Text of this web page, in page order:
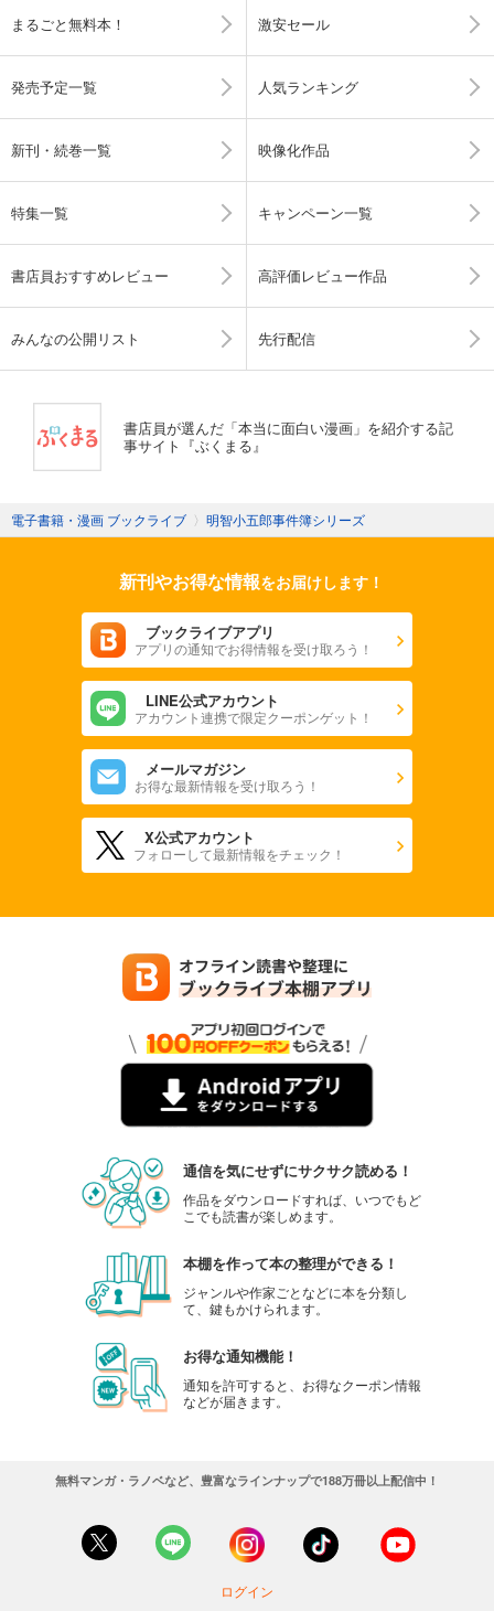
まるごと無料本！ 激安セール
発売予定一覧 人気ランキング
新刊・続巻一覧 映像化作品
特集一覧 キャンペーン一覧
書店員おすすめレビュー 高評価レビュー作品
みんなの公開リスト 先行配信
書店員が選んだ「本当に面白い漫画」を紹介する記
事サイト『ぶくまる』
電子書籍・漫画 ブックライブ 〉 明智小五郎事件簿シリーズ
新刊やお得な情報をお届けします！
ブックライブアプリ
アプリの通知でお得情報を受け取ろう！
LINE公式アカウント
アカウント連携で限定クーポンゲット！
メールマガジン
お得な最新情報を受け取ろう！
X公式アカウント
フォローして最新情報をチェック！
通信を気にせずにサクサク読める！
作品をダウンロードすれば、いつでもど
こでも読書が楽しめます。
本棚を作って本の整理ができる！
ジャンルや作家ごとなどに本を分類し
て、鍵もかけられます。
お得な通知機能！
通知を許可すると、お得なクーポン情報
などが届きます。
無料マンガ・ラノベなど、豊富なラインナップで188万冊以上配信中！
ログイン